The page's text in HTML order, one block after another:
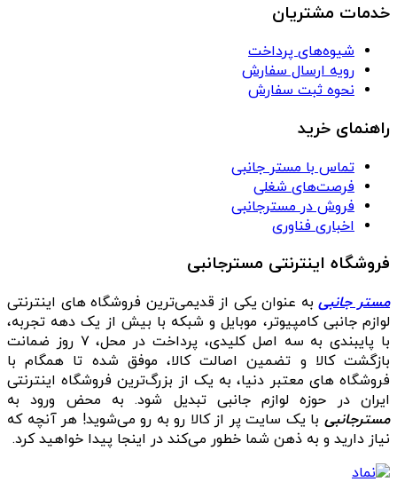
خدمات مشتریان
شیوه‌های پرداخت
رویه ارسال سفارش
نحوه ثبت سفارش
راهنمای خرید
تماس با مستر جانبی
فرصت‌های شغلی
فروش در مسترجانبی
اخباری فناوری
فروشگاه اینترنتی مسترجانبی
مستر جانبیبه عنوان یکی از قدیمی‌ترین فروشگاه های اینترنتی
لوازم جانبی کامپیوتر، موبایل و شبکه با بیش از یک دهه تجربه،
با پایبندی به سه اصل کلیدی، پرداخت در محل، ۷ روز ضمانت
بازگشت کالا و تضمین اصالت کالا، موفق شده تا همگام با
فروشگاه‌ های معتبر دنیا، به یک از بزرگ‌ترین فروشگاه اینترنتی
ایران در حوزه لوازم جانبی تبدیل شود. به محض ورود به
مسترجانبی با یک سایت پر از کالا رو به رو می‌شوید! هر آنچه که
نیاز دارید و به ذهن شما خطور می‌کند در اینجا پیدا خواهید کرد.